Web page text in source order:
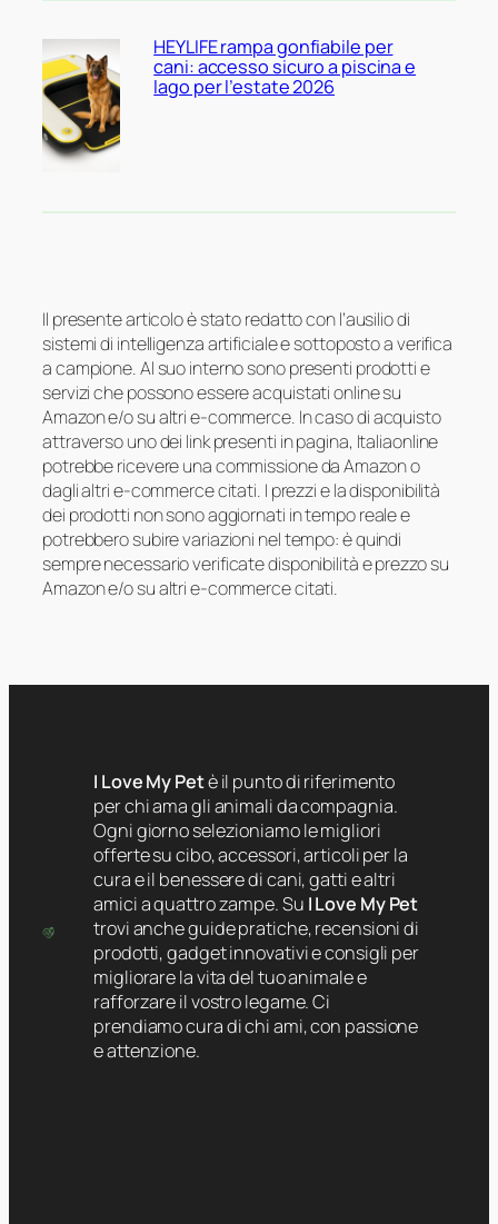
HEYLIFE rampa gonfiabile per
cani: accesso sicuro a piscina e
lago per l’estate 2026
Il presente articolo è stato redatto con l’ausilio di
sistemi di intelligenza artificiale e sottoposto a verifica
a campione. Al suo interno sono presenti prodotti e
servizi che possono essere acquistati online su
Amazon e/o su altri e-commerce. In caso di acquisto
attraverso uno dei link presenti in pagina, Italiaonline
potrebbe ricevere una commissione da Amazon o
dagli altri e-commerce citati. I prezzi e la disponibilità
dei prodotti non sono aggiornati in tempo reale e
potrebbero subire variazioni nel tempo: è quindi
sempre necessario verificate disponibilità e prezzo su
Amazon e/o su altri e-commerce citati.
I Love My Petè il punto di riferimento
per chi ama gli animali da compagnia.
Ogni giorno selezioniamo le migliori
offerte su cibo, accessori, articoli per la
cura e il benessere di cani, gatti e altri
amici a quattro zampe. Su I Love My Pet
trovi anche guide pratiche, recensioni di
prodotti, gadget innovativi e consigli per
migliorare la vita del tuo animale e
rafforzare il vostro legame. Ci
prendiamo cura di chi ami, con passione
e attenzione.